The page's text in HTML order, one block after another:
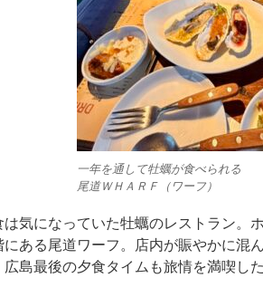
一年を通して牡蠣が食べられる
尾道ＷＨＡＲＦ（ワーフ）
は気になっていた牡蠣のレストラン。
にある尾道ワーフ。店内が賑やかに混
広島最後の夕食タイムも旅情を満喫した